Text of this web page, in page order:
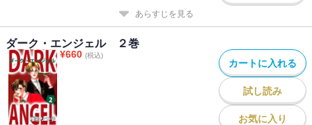
あらすじを見る
ダーク・エンジェル ２巻
¥660 (税込)
カートに入れる
試し読み
お気に入り